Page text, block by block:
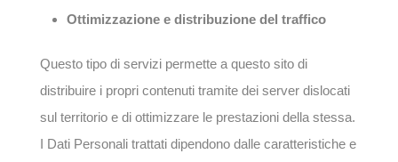
Ottimizzazione e distribuzione del traffico
Questo tipo di servizi permette a questo sito di
distribuire i propri contenuti tramite dei server dislocati
sul territorio e di ottimizzare le prestazioni della stessa.
I Dati Personali trattati dipendono dalle caratteristiche e